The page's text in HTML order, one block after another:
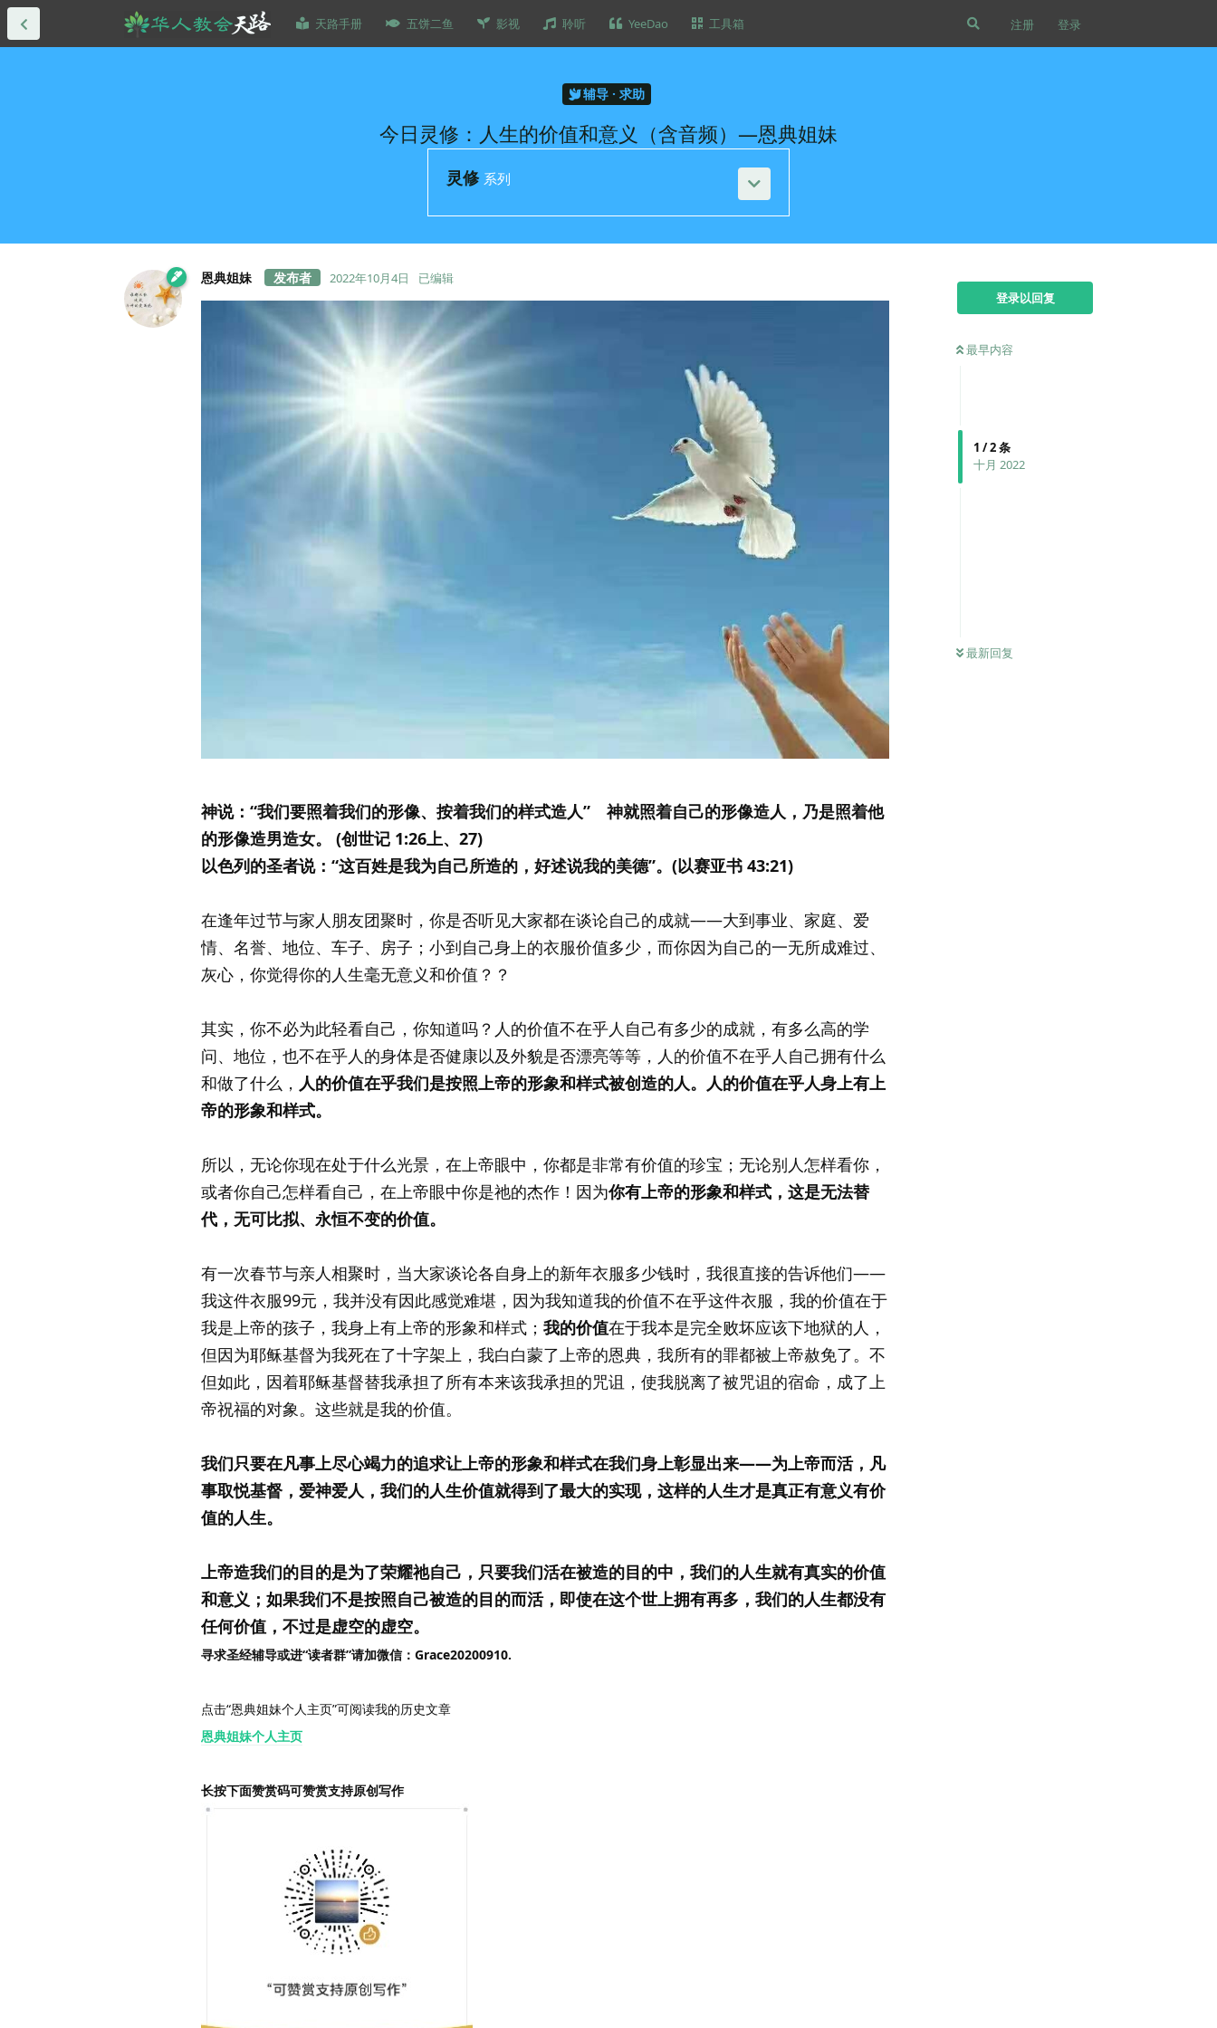
天路手册 五饼二鱼 影视 聆听 YeeDao 工具箱 注册 登录
辅导 · 求助
今日灵修：人生的价值和意义（含音频）—恩典姐妹
灵修 系列
登录以回复
最早内容
1 /2条
十月 2022
最新回复
恩典姐妹 2022年10月4日 已编辑
神说：“我们要照着我们的形像、按着我们的样式造人” 神就照着自己的形像造人，乃是照着他
的形像造男造女。 (创世记 1:26上、27)
以色列的圣者说：“这百姓是我为自己所造的，好述说我的美德”。(以赛亚书 43:21)
在逢年过节与家人朋友团聚时，你是否听见大家都在谈论自己的成就——大到事业、家庭、爱
情、名誉、地位、车子、房子；小到自己身上的衣服价值多少，而你因为自己的一无所成难过、
灰心，你觉得你的人生毫无意义和价值？？
其实，你不必为此轻看自己，你知道吗？人的价值不在乎人自己有多少的成就，有多么高的学
问、地位，也不在乎人的身体是否健康以及外貌是否漂亮等等，人的价值不在乎人自己拥有什么
和做了什么， 人的价值在乎我们是按照上帝的形象和样式被创造的人。人的价值在乎人身上有上
帝的形象和样式。
所以，无论你现在处于什么光景，在上帝眼中，你都是非常有价值的珍宝；无论别人怎样看你，
或者你自己怎样看自己，在上帝眼中你是祂的杰作！因为你有上帝的形象和样式，这是无法替
代，无可比拟、永恒不变的价值。
有一次春节与亲人相聚时，当大家谈论各自身上的新年衣服多少钱时，我很直接的告诉他们——
我这件衣服99元，我并没有因此感觉难堪，因为我知道我的价值不在乎这件衣服，我的价值在于
我是上帝的孩子，我身上有上帝的形象和样式； 我的价值在于我本是完全败坏应该下地狱的人，
但因为耶稣基督为我死在了十字架上，我白白蒙了上帝的恩典，我所有的罪都被上帝赦免了。不
但如此，因着耶稣基督替我承担了所有本来该我承担的咒诅，使我脱离了被咒诅的宿命，成了上
帝祝福的对象。这些就是我的价值。
我们只要在凡事上尽心竭力的追求让上帝的形象和样式在我们身上彰显出来——为上帝而活，凡
事取悦基督，爱神爱人，我们的人生价值就得到了最大的实现，这样的人生才是真正有意义有价
值的人生。
上帝造我们的目的是为了荣耀祂自己，只要我们活在被造的目的中，我们的人生就有真实的价值
和意义；如果我们不是按照自己被造的目的而活，即使在这个世上拥有再多，我们的人生都没有
任何价值，不过是虚空的虚空。
寻求圣经辅导或进“读者群”请加微信：Grace20200910.
点击“恩典姐妹个人主页”可阅读我的历史文章
恩典姐妹个人主页
长按下面赞赏码可赞赏支持原创写作